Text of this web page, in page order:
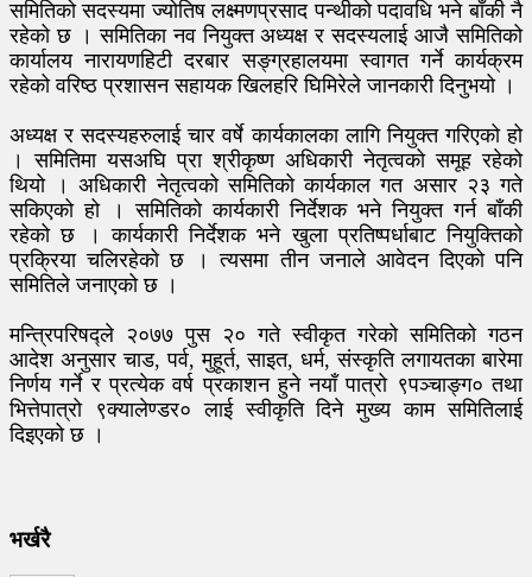
समितिको सदस्यमा ज्योतिष लक्ष्मणप्रसाद पन्थीको पदावधि भने बाँकी नै
रहेको छ । समितिका नव नियुक्त अध्यक्ष र सदस्यलाई आजै समितिको
कार्यालय नारायणहिटी दरबार सङ्ग्रहालयमा स्वागत गर्ने कार्यक्रम
रहेको वरिष्ठ प्रशासन सहायक खिलहरि घिमिरेले जानकारी दिनुभयो ।
अध्यक्ष र सदस्यहरुलाई चार वर्षे कार्यकालका लागि नियुक्त गरिएको हो
। समितिमा यसअघि प्रा श्रीकृष्ण अधिकारी नेतृत्वको समूह रहेको
थियो । अधिकारी नेतृत्वको समितिको कार्यकाल गत असार २३ गते
सकिएको हो । समितिको कार्यकारी निर्देशक भने नियुक्त गर्न बाँकी
रहेको छ । कार्यकारी निर्देशक भने खुला प्रतिष्पर्धाबाट नियुक्तिको
प्रक्रिया चलिरहेको छ । त्यसमा तीन जनाले आवेदन दिएको पनि
समितिले जनाएको छ ।
मन्त्रिपरिषद्ले २०७७ पुस २० गते स्वीकृत गरेको समितिको गठन
आदेश अनुसार चाड, पर्व, मुहूर्त, साइत, धर्म, संस्कृति लगायतका बारेमा
निर्णय गर्ने र प्रत्येक वर्ष प्रकाशन हुने नयाँ पात्रो ९पञ्चाङ्ग० तथा
भित्तेपात्रो ९क्यालेण्डर० लाई स्वीकृति दिने मुख्य काम समितिलाई
दिइएको छ ।
भर्खरै